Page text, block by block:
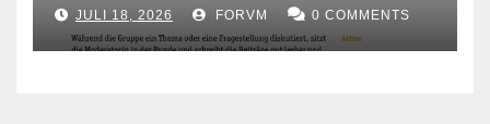
JULI 18, 2026 FORVM 0 COMMENTS